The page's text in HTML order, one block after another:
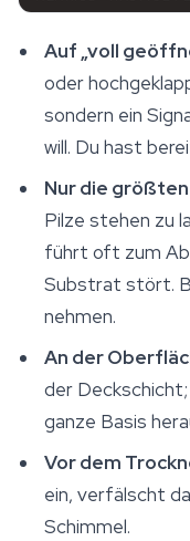
Auf „voll
oder
sondern ein
will. Du hast
Nur die
Pilze stehen zu
führt oft zum
Substrat stört.
nehmen.
An der
der
ganze Basis
Vor dem
ein, verfälscht
Schimmel.